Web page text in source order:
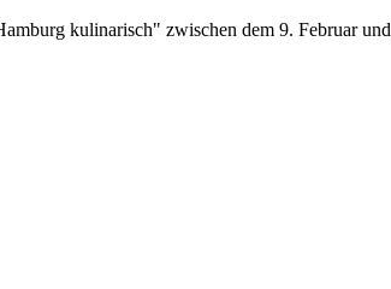
kulinarisch" zwischen dem 9. Februar